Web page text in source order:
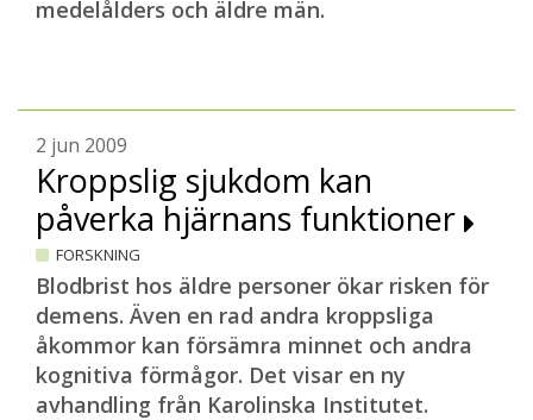
medelålders och äldre män.
2 jun 2009
Kroppslig sjukdom kan
påverka hjärnans funktioner
FORSKNING
Blodbrist hos äldre personer ökar risken för
demens. Även en rad andra kroppsliga
åkommor kan försämra minnet och andra
kognitiva förmågor. Det visar en ny
avhandling från Karolinska Institutet.